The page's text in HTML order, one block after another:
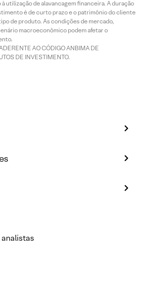
utilização de alavancagem financeira. A duração
é de curto prazo e o patrimônio do cliente
de produto. As condições de mercado,
macroeconômico podem afetar o
AO CÓDIGO ANBIMA DE
DE INVESTIMENTO.